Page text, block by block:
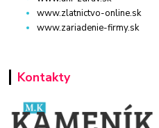
www.zlatnictvo-online.sk
www.zariadenie-firmy.sk
Kontakty